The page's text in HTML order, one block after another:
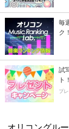
毎
ク！
試
ト！
プ